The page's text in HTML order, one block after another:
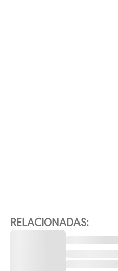
RELACIONADAS: